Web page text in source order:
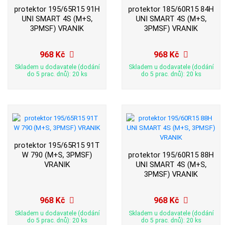
protektor 195/65R15 91H
UNI SMART 4S (M+S,
3PMSF) VRANIK
968 Kč
Skladem u dodavatele (dodání
do 5 prac. dnů): 20 ks
protektor 185/60R15 84H
UNI SMART 4S (M+S,
3PMSF) VRANIK
968 Kč
Skladem u dodavatele (dodání
do 5 prac. dnů): 20 ks
protektor 195/65R15 91T
W 790 (M+S, 3PMSF)
VRANIK
968 Kč
Skladem u dodavatele (dodání
do 5 prac. dnů): 20 ks
protektor 195/60R15 88H
UNI SMART 4S (M+S,
3PMSF) VRANIK
968 Kč
Skladem u dodavatele (dodání
do 5 prac. dnů): 20 ks